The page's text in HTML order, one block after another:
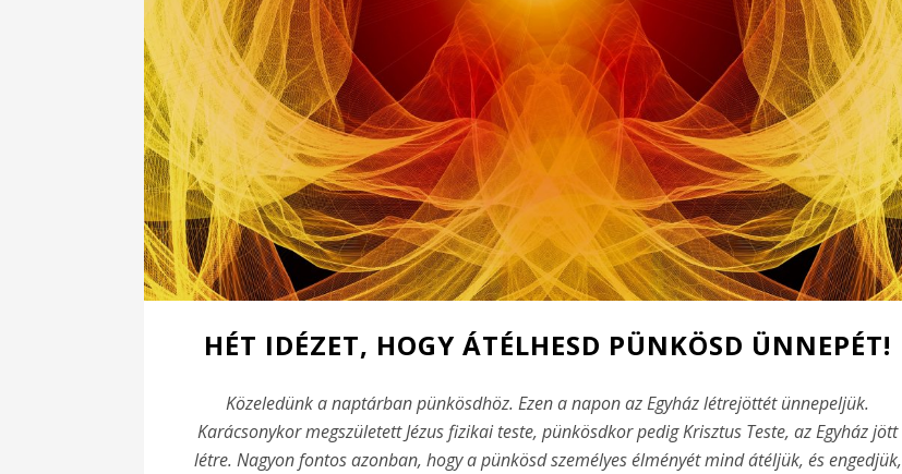
HÉT IDÉZET, HOGY ÁTÉLHESD PÜNKÖSD ÜNNEPÉT!
Közeledünk a naptárban pünkösdhöz. Ezen a napon az Egyház létrejöttét ünnepeljük.
Karácsonykor megszületett Jézus fizikai teste, pünkösdkor pedig Krisztus Teste, az Egyház jött
létre. Nagyon fontos azonban, hogy a pünkösd személyes élményét mind átéljük, és engedjük,